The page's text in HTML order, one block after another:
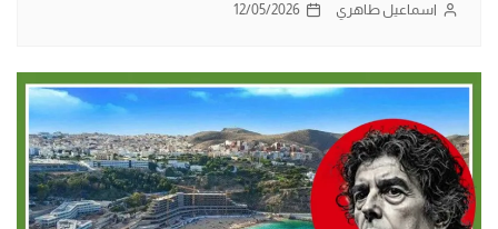
اسماعيل طاهري 12/05/2026